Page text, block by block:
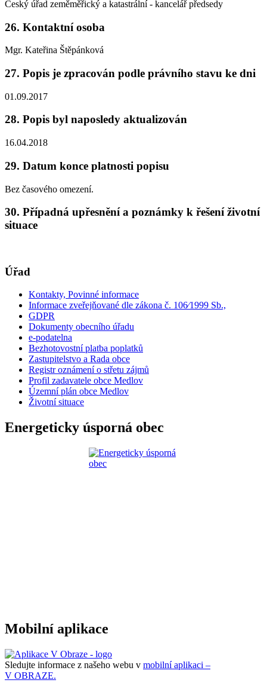
Český úřad zeměměřický a katastrální - kancelář předsedy
26. Kontaktní osoba
Mgr. Kateřina Štěpánková
27. Popis je zpracován podle právního stavu ke dni
01.09.2017
28. Popis byl naposledy aktualizován
16.04.2018
29. Datum konce platnosti popisu
Bez časového omezení.
30. Případná upřesnění a poznámky k řešení životní
situace
Úřad
Kontakty, Povinné informace
Informace zveřejňované dle zákona č. 106⁄1999 Sb.,
GDPR
Dokumenty obecního úřadu
e-podatelna
Bezhotovostní platba poplatků
Zastupitelstvo a Rada obce
Registr oznámení o střetu zájmů
Profil zadavatele obce Medlov
Územní plán obce Medlov
Životní situace
Energeticky úsporná obec
Mobilní aplikace
Sledujte informace z našeho webu v mobilní aplikaci –
V OBRAZE.